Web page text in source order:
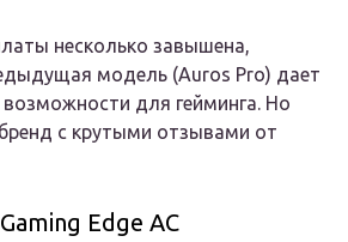
несколько завышена,
модель (Auros Pro) дает
для гейминга. Но
с крутыми отзывами от
Edge AC